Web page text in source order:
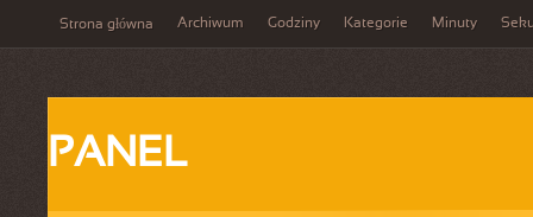
Strona główna Archiwum Godziny Kategorie Minuty
PANEL